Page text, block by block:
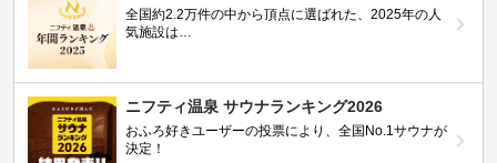
全国約2.2万件の中から頂点に選ばれた、2025年の人
気施設は…
ニフティ温泉 サウナランキング2026
おふろ好きユーザーの投票により、全国No.1サウナが
決定！